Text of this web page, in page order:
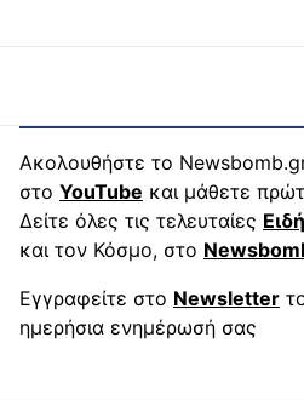
Ακολουθήστε το
στο YouTube και μάθετε
Δείτε όλες τις τελευταίες
και τον Κόσμο, στο
Εγγραφείτε στο Newsletter
ημερήσια ενημέρωσή σας